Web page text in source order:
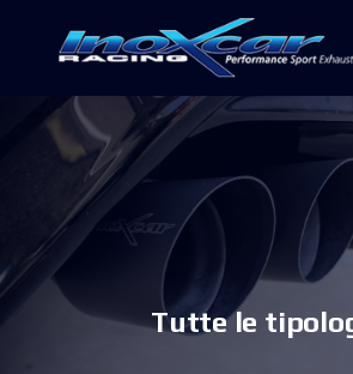
Tutte le